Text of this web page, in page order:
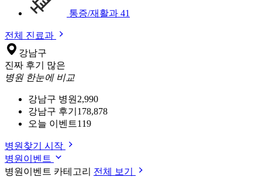
통증/재활과 41
전체 진료과
강남구
진짜 후기 많은
병원 한눈에 비교
강남구 병원 2,990
강남구 후기 178,878
오늘 이벤트119
병원찾기 시작
병원이벤트
병원이벤트 카테고리 전체 보기